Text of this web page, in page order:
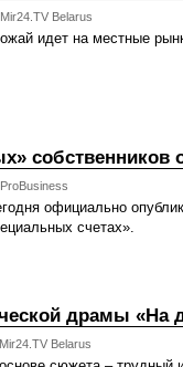
Mir24.TV Belarus
идет на местные
собственников
ProBusiness
официально
счетах».
драмы «На
Mir24.TV Belarus